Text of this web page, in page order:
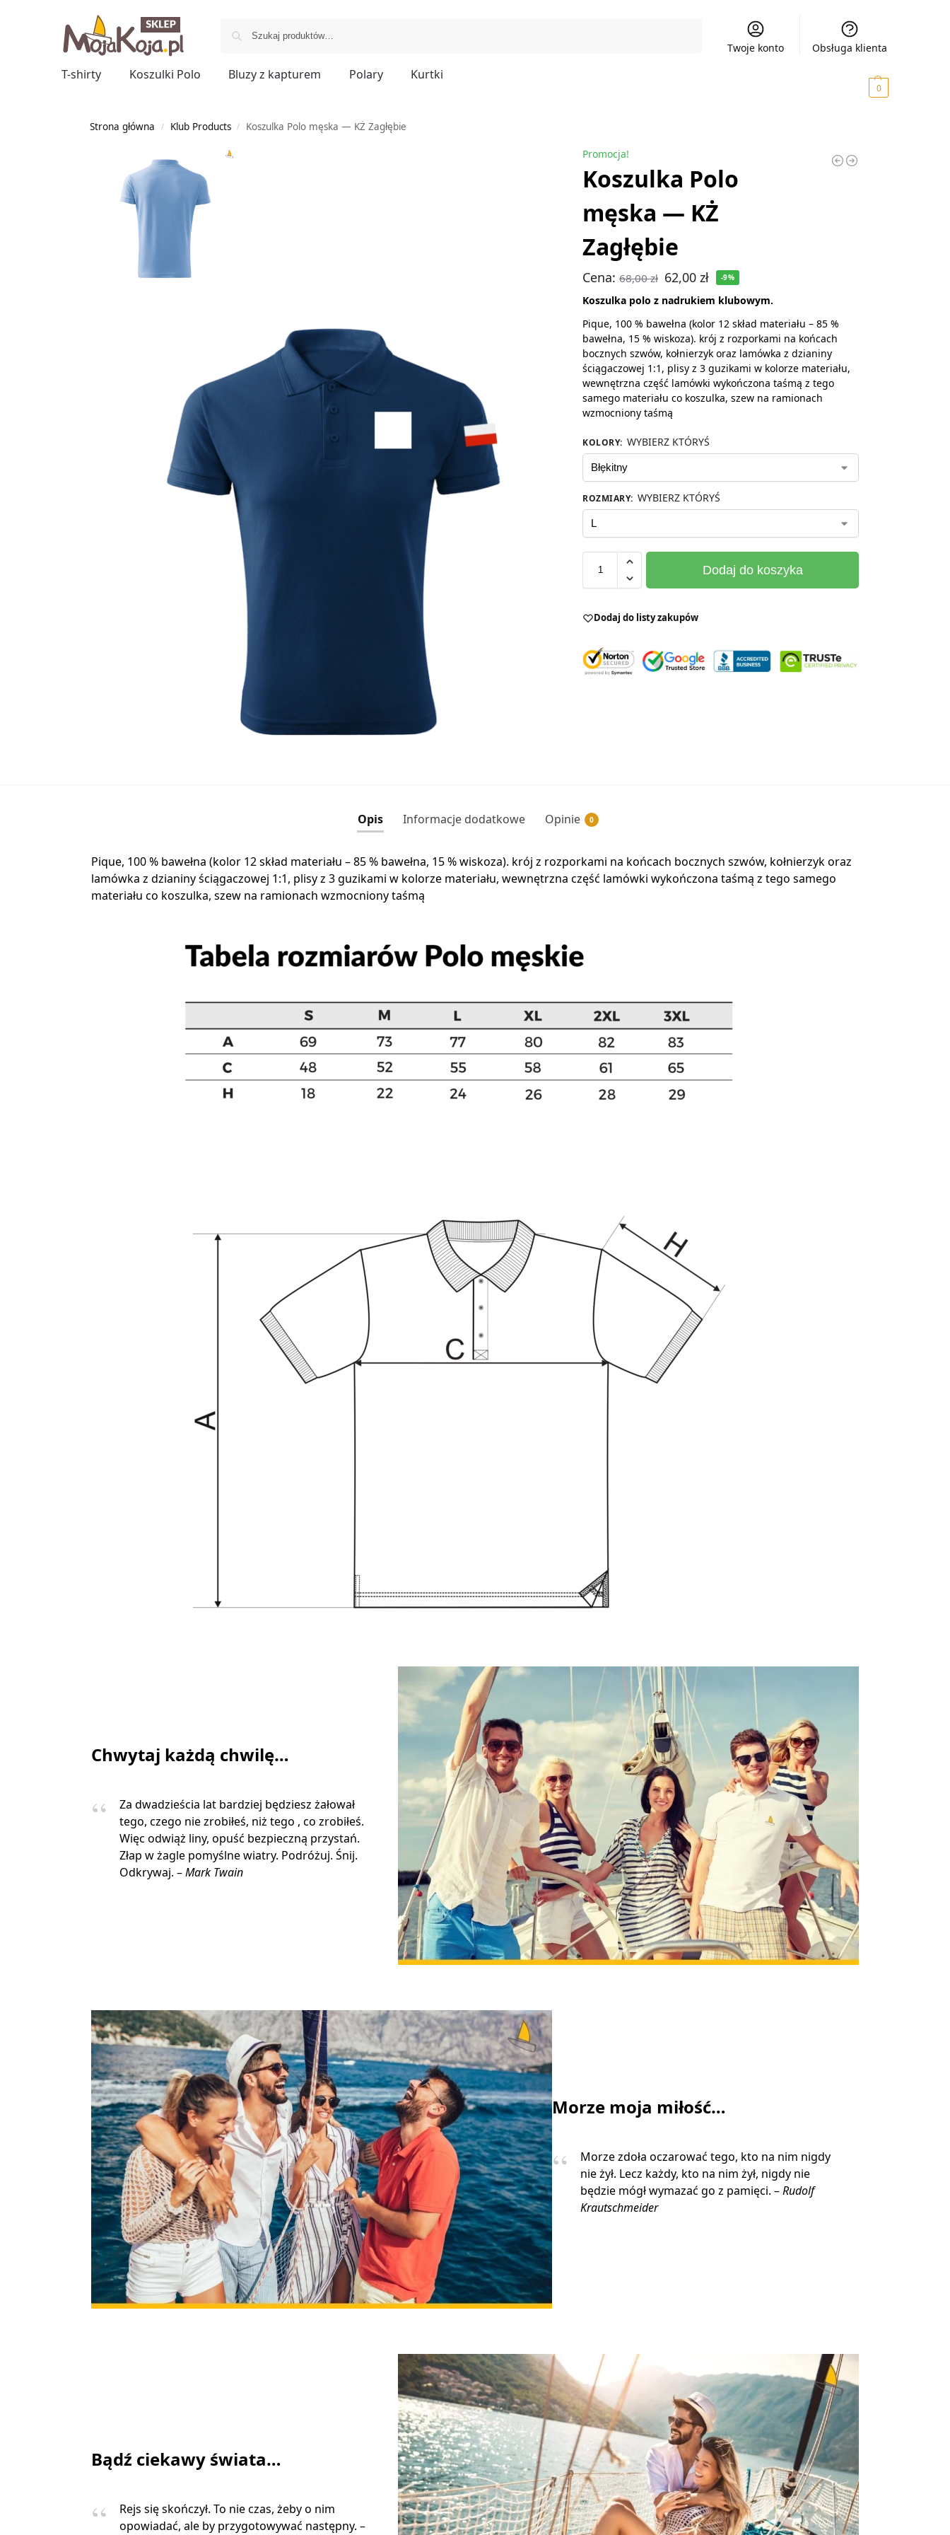
Twoje konto Obsługa klienta
T-shirty Koszulki Polo Bluzy z kapturem Polary
Kurtki
0
Strona główna / Klub Products / Koszulka Polo męska — KŻ Zagłębie
Promocja!
Koszulka Polo
męska — KŻ
Zagłębie
Cena:68,00zł 62,00 zł -9%
Koszulka polo z nadrukiem klubowym.
Pique, 100 % bawełna (kolor 12 skład materiału – 85 %
bawełna, 15 % wiskoza). krój z rozporkami na końcach
bocznych szwów, kołnierzyk oraz lamówka z dzianiny
ściągaczowej 1:1, plisy z 3 guzikami w kolorze materiału,
wewnętrzna część lamówki wykończona taśmą z tego
samego materiału co koszulka, szew na ramionach
wzmocniony taśmą
KOLORY: WYBIERZ KTÓRYŚ
ROZMIARY: WYBIERZ KTÓRYŚ
Dodaj do koszyka
Dodaj do listy zakupów
Opis Informacje dodatkowe Opinie 0
Pique, 100 % bawełna (kolor 12 skład materiału – 85 % bawełna, 15 % wiskoza). krój z rozporkami na końcach bocznych szwów, kołnierzyk oraz
lamówka z dzianiny ściągaczowej 1:1, plisy z 3 guzikami w kolorze materiału, wewnętrzna część lamówki wykończona taśmą z tego samego
materiału co koszulka, szew na ramionach wzmocniony taśmą
Chwytaj każdą chwilę…
Za dwadzieścia lat bardziej będziesz żałował
tego, czego nie zrobiłeś, niż tego , co zrobiłeś.
Więc odwiąż liny, opuść bezpieczną przystań.
Złap w żagle pomyślne wiatry. Podróżuj. Śnij.
Odkrywaj. –Mark Twain
Morze moja miłość…
Morze zdoła oczarować tego, kto na nim nigdy
nie żył. Lecz każdy, kto na nim żył, nigdy nie
będzie mógł wymazać go z pamięci. –Rudolf
Krautschmeider
Bądź ciekawy świata…
Rejs się skończył. To nie czas, żeby o nim
opowiadać, ale by przygotowywać następny. –